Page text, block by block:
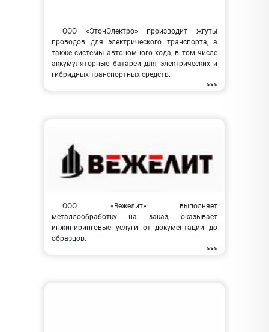
ООО «ЭтонЭлектро» производит жгуты
проводов для электрического транспорта, а
также системы автономного хода, в том числе
аккумуляторные батареи для электрических и
гибридных транспортных средств.
>>>
ООО «Вежелит» выполняет
металлообработку на заказ, оказывает
инжиниринговые услуги от документации до
образцов.
>>>